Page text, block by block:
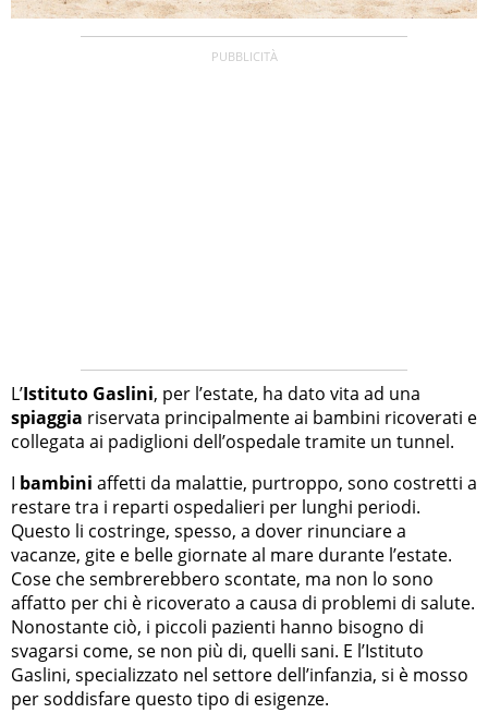
L’Istituto Gaslini, per l’estate, ha dato vita ad una
spiaggia riservata principalmente ai bambini ricoverati e
collegata ai padiglioni dell’ospedale tramite un tunnel.
I bambini affetti da malattie, purtroppo, sono costretti a
restare tra i reparti ospedalieri per lunghi periodi.
Questo li costringe, spesso, a dover rinunciare a
vacanze, gite e belle giornate al mare durante l’estate.
Cose che sembrerebbero scontate, ma non lo sono
affatto per chi è ricoverato a causa di problemi di salute.
Nonostante ciò, i piccoli pazienti hanno bisogno di
svagarsi come, se non più di, quelli sani. E l’Istituto
Gaslini, specializzato nel settore dell’infanzia, si è mosso
per soddisfare questo tipo di esigenze.